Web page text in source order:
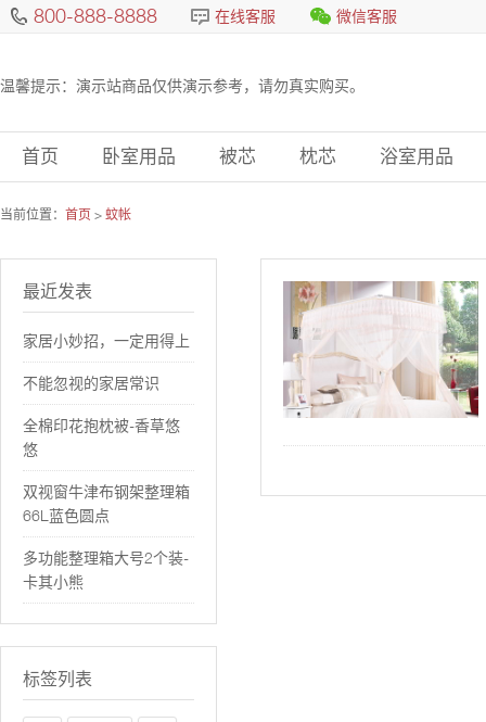
800-888-8888 在线客服 微信客服
温馨提示：演示站商品仅供演示参考，请勿真实购买。
首页 卧室用品 被芯 枕芯 浴室用品
当前位置： 首页 > 蚊帐
最近发表
家居小妙招，一定用得上
不能忽视的家居常识
全棉印花抱枕被-香草悠
悠
双视窗牛津布钢架整理箱
66L蓝色圆点
多功能整理箱大号2个装-
卡其小熊
标签列表